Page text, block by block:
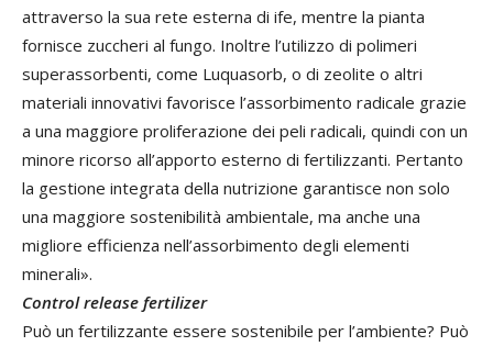
attraverso la sua rete esterna di ife, mentre la pianta
fornisce zuccheri al fungo. Inoltre l’utilizzo di polimeri
superassorbenti, come Luquasorb, o di zeolite o altri
materiali innovativi favorisce l’assorbimento radicale grazie
a una maggiore proliferazione dei peli radicali, quindi con un
minore ricorso all’apporto esterno di fertilizzanti. Pertanto
la gestione integrata della nutrizione garantisce non solo
una maggiore sostenibilità ambientale, ma anche una
migliore efficienza nell’assorbimento degli elementi
minerali».
Control release fertilizer
Può un fertilizzante essere sostenibile per l’ambiente? Può